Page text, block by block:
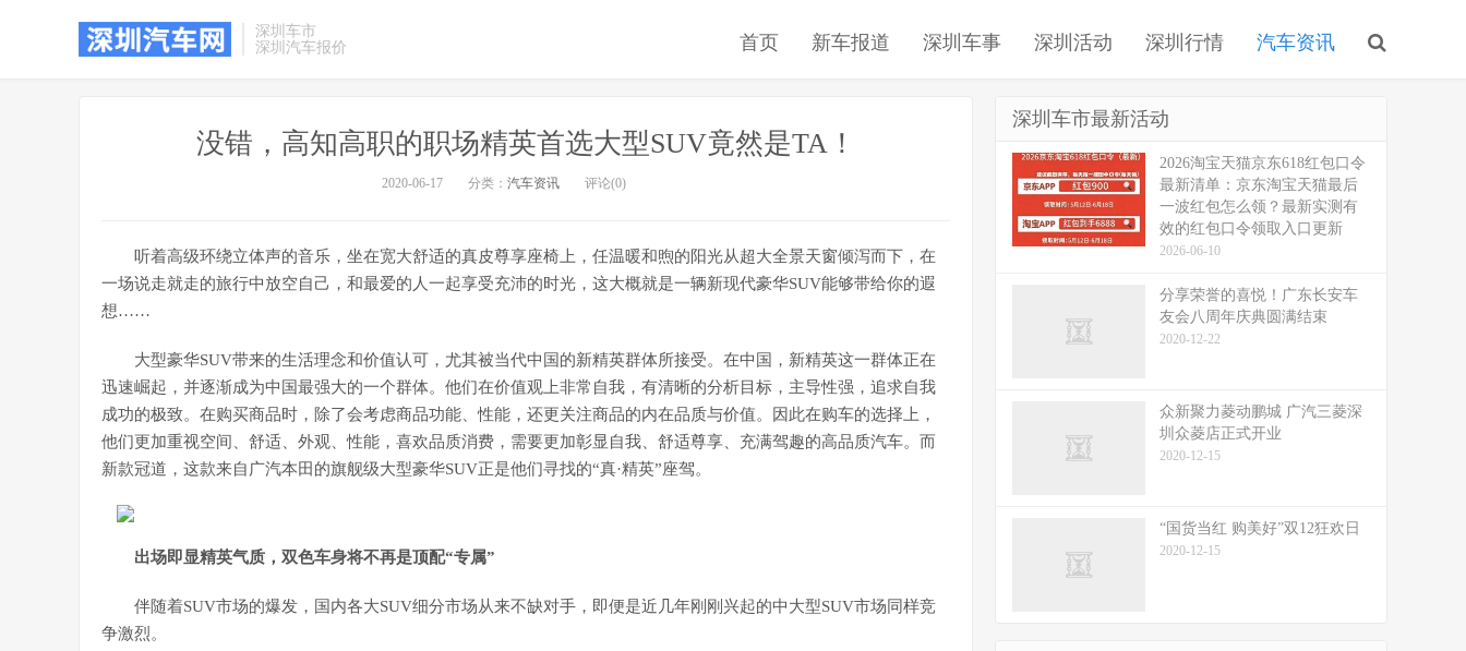
深圳车市
深圳汽车报价
首页 新车报道 深圳车事 深圳活动 深圳行情 汽车资讯
没错，高知高职的职场精英首选大型SUV竟然是TA！
2020-06-17 分类： 汽车资讯 评论(0)
听着高级环绕立体声的音乐，坐在宽大舒适的真皮尊享座椅上，任温暖和煦的阳光从超大全景天窗倾泻而下，在
一场说走就走的旅行中放空自己，和最爱的人一起享受充沛的时光，这大概就是一辆新现代豪华SUV能够带给你的遐
想……
大型豪华SUV带来的生活理念和价值认可，尤其被当代中国的新精英群体所接受。在中国，新精英这一群体正在
迅速崛起，并逐渐成为中国最强大的一个群体。他们在价值观上非常自我，有清晰的分析目标，主导性强，追求自我
成功的极致。在购买商品时，除了会考虑商品功能、性能，还更关注商品的内在品质与价值。因此在购车的选择上，
他们更加重视空间、舒适、外观、性能，喜欢品质消费，需要更加彰显自我、舒适尊享、充满驾趣的高品质汽车。而
新款冠道，这款来自广汽本田的旗舰级大型豪华SUV正是他们寻找的“真·精英”座驾。
出场即显精英气质，双色车身将不再是顶配“专属”
伴随着SUV市场的爆发，国内各大SUV细分市场从来不缺对手，即便是近几年刚刚兴起的中大型SUV市场同样竞
争激烈。
深圳车市最新活动
2026淘宝天猫京东618红包口令
最新清单：京东淘宝天猫最后
一波红包怎么领？最新实测有
效的红包口令领取入口更新
2026-06-10
分享荣誉的喜悦！广东长安车
友会八周年庆典圆满结束
2020-12-22
众新聚力菱动鹏城 广汽三菱深
圳众菱店正式开业
2020-12-15
“国货当红 购美好”双12狂欢日
2020-12-15